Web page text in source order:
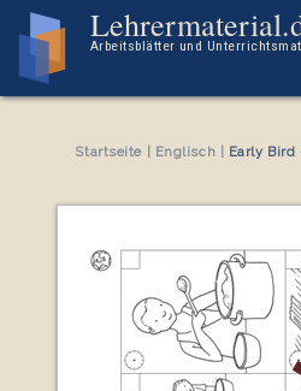
Arbeitsblätter und
Startseite| Englisch Early Bird